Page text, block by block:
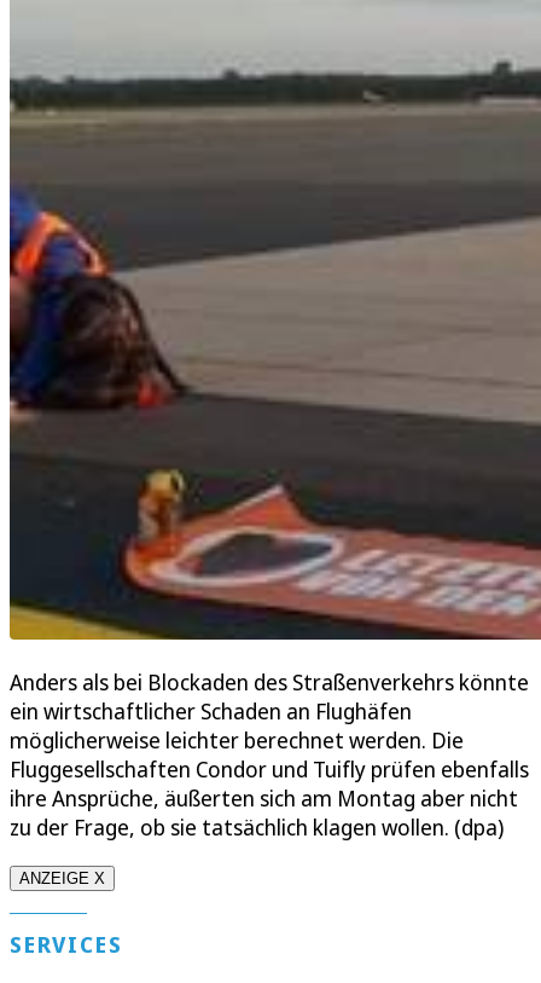
Anders als bei Blockaden des Straßenverkehrs könnte
ein wirtschaftlicher Schaden an Flughäfen
möglicherweise leichter berechnet werden. Die
Fluggesellschaften Condor und Tuifly prüfen ebenfalls
ihre Ansprüche, äußerten sich am Montag aber nicht
zu der Frage, ob sie tatsächlich klagen wollen. (dpa)
ANZEIGE X
SERVICES